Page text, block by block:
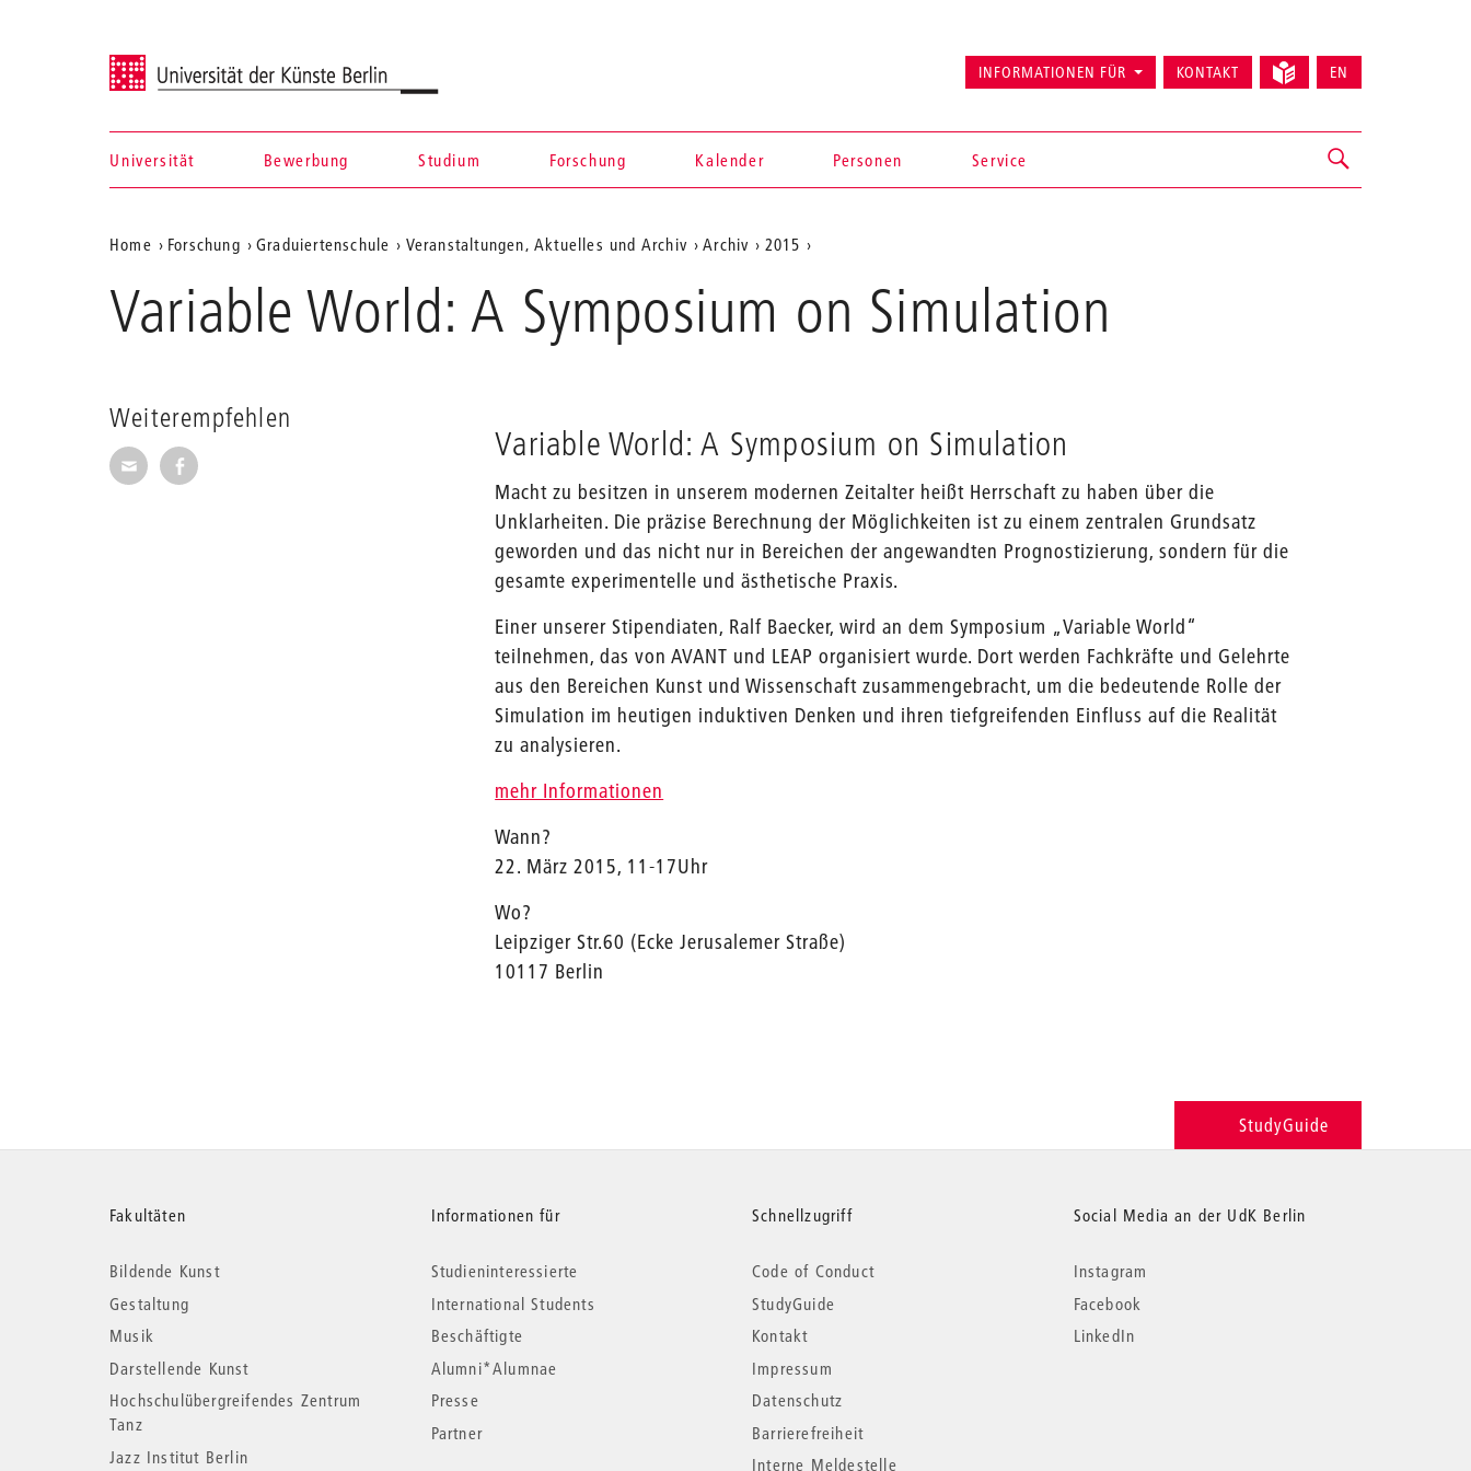
Universität der Künste Berlin
Navigation &
Suche
Universität Bewerbung Studium Forschung Kalender Personen Service
INFORMATIONEN FÜR KONTAKT EN
Aktuelle
Position
auf
Home Forschung Graduiertenschule Veranstaltungen, Aktuelles und Archiv Archiv 2015
Variable World: A Symposium on Simulation
Weiterempfehlen
Seite per E-Mail weiterempfehlen
Seite auf Facebook weiterempfehlenVariable World: A Symposium on Simulation
Macht zu besitzen in unserem modernen Zeitalter heißt Herrschaft zu haben über die
Unklarheiten. Die präzise Berechnung der Möglichkeiten ist zu einem zentralen Grundsatz
geworden und das nicht nur in Bereichen der angewandten Prognostizierung, sondern für die
gesamte experimentelle und ästhetische Praxis.
Einer unserer Stipendiaten, Ralf Baecker, wird an dem Symposium „Variable World“
teilnehmen, das von AVANT und LEAP organisiert wurde. Dort werden Fachkräfte und Gelehrte
aus den Bereichen Kunst und Wissenschaft zusammengebracht, um die bedeutende Rolle der
Simulation im heutigen induktiven Denken und ihren tiefgreifenden Einfluss auf die Realität
zu analysieren.
mehr Informationen
Wann?
22. März 2015, 11-17Uhr
Wo?
Leipziger Str.60 (Ecke Jerusalemer Straße)
10117 Berlin
StudyGuide
Weitere
Informationen
Fakultäten
Bildende Kunst
Gestaltung
Musik
Darstellende Kunst
Hochschulübergreifendes Zentrum
Tanz
Jazz Institut Berlin
Informationen für
Studieninteressierte
International Students
Beschäftigte
Alumni*Alumnae
Presse
Partner
Schnellzugriff
Code of Conduct
StudyGuide
Kontakt
Impressum
Datenschutz
Barrierefreiheit
Interne Meldestelle
Social Media an der UdK Berlin
Instagram
Facebook
LinkedIn